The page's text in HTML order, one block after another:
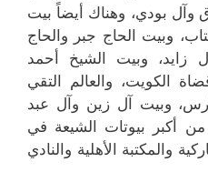
وآل بودي، وهناك أيضاً بيت
وبيت الحاج جبر والحاج
زايد، وبيت الشيخ أحمد
الكويت، والعالم التقي
وبيت آل زين وآل عبد
أكبر بيوتات الشيعة في
والمكتبة الأهلية والنادي